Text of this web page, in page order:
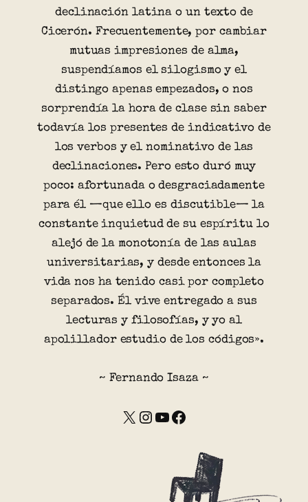
declinación latina o un texto de
Cicerón. Frecuentemente, por cambiar
mutuas impresiones de alma,
suspendíamos el silogismo y el
distingo apenas empezados, o nos
sorprendía la hora de clase sin saber
todavía los presentes de indicativo de
los verbos y el nominativo de las
declinaciones. Pero esto duró muy
poco: afortunada o desgraciadamente
para él —que ello es discutible— la
constante inquietud de su espíritu lo
alejó de la monotonía de las aulas
universitarias, y desde entonces la
vida nos ha tenido casi por completo
separados. Él vive entregado a sus
lecturas y filosofías, y yo al
apolillador estudio de los códigos».
~ Fernando Isaza ~
X Instagram YouTube Facebook